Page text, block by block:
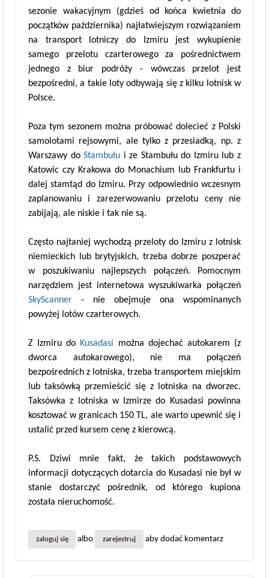
sezonie wakacyjnym (gdzieś od końca kwietnia do
początków października) najłatwiejszym rozwiązaniem
na transport lotniczy do Izmiru jest wykupienie
samego przelotu czarterowego za pośrednictwem
jednego z biur podróży - wówczas przelot jest
bezpośredni, a takie loty odbywają się z kilku lotnisk w
Polsce.
Poza tym sezonem można próbować dolecieć z Polski
samolotami rejsowymi, ale tylko z przesiadką, np. z
Warszawy doStambułu i ze Stambułu do Izmiru lub z
Katowic czy Krakowa do Monachium lub Frankfurtu i
dalej stamtąd do Izmiru. Przy odpowiednio wczesnym
zaplanowaniu i zarezerwowaniu przelotu ceny nie
zabijają, ale niskie i tak nie są.
Często najtaniej wychodzą przeloty do Izmiru z lotnisk
niemieckich lub brytyjskich, trzeba dobrze poszperać
w poszukiwaniu najlepszych połączeń. Pomocnym
narzędziem jest internetowa wyszukiwarka połączeń
SkyScanner - nie obejmuje ona wspominanych
powyżej lotów czarterowych.
Z Izmiru do Kusadasi można dojechać autokarem (z
dworca autokarowego), nie ma połączeń
bezpośrednich z lotniska, trzeba transportem miejskim
lub taksówką przemieścić się z lotniska na dworzec.
Taksówka z lotniska w Izmirze do Kusadasi powinna
kosztować w granicach 150 TL, ale warto upewnić się i
ustalić przed kursem cenę z kierowcą.
P.S. Dziwi mnie fakt, że takich podstawowych
informacji dotyczących dotarcia do Kusadasi nie był w
stanie dostarczyć pośrednik, od którego kupiona
została nieruchomość.
zaloguj się albo zarejestruj aby dodać komentarz